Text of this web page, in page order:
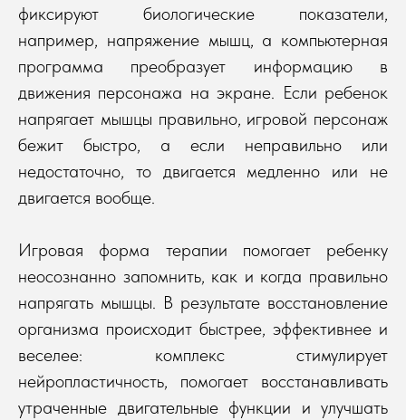
фиксируют биологические показатели,
например, напряжение мышц, а компьютерная
программа преобразует информацию в
движения персонажа на экране. Если ребенок
напрягает мышцы правильно, игровой персонаж
бежит быстро, а если неправильно или
недостаточно, то двигается медленно или не
двигается вообще.
Игровая форма терапии помогает ребенку
неосознанно запомнить, как и когда правильно
напрягать мышцы. В результате восстановление
организма происходит быстрее, эффективнее и
веселее: комплекс стимулирует
нейропластичность, помогает восстанавливать
утраченные двигательные функции и улучшать